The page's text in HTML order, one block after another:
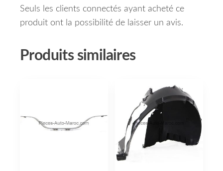
Seuls les clients connectés ayant acheté ce
produit ont la possibilité de laisser un avis.
Produits similaires